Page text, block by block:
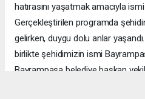
hatırasını yaşatmak amacıyla
Gerçekleştirilen programda
gelirken, duygu dolu anlar yaşandı.
birlikte şehidimizin ismi
Bayrampaşa belediye başkan